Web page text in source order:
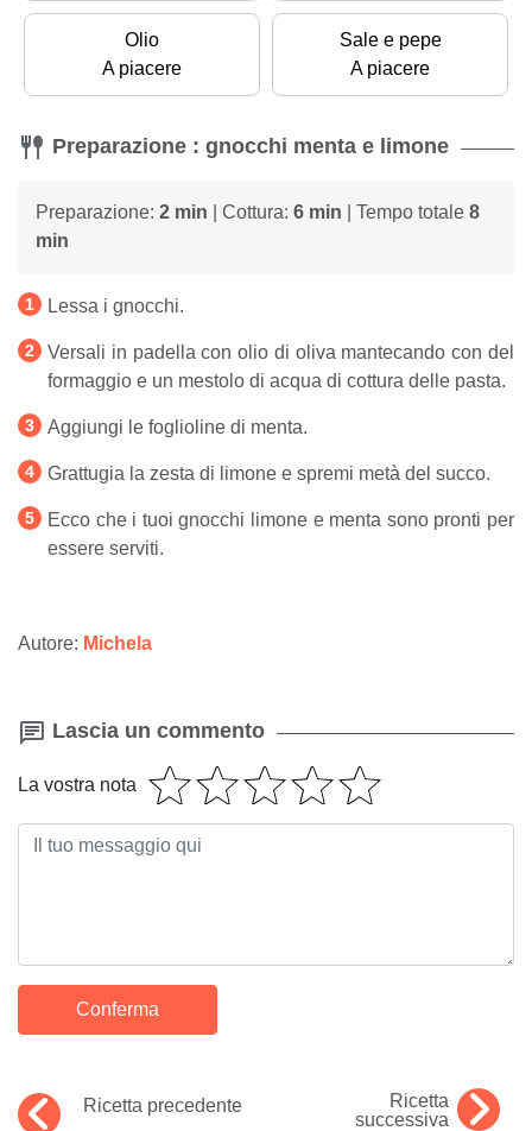
Olio
A piacere
Sale e pepe
A piacere
Preparazione : gnocchi menta e limone
Preparazione: 2 min | Cottura: 6 min | Tempo totale 8
min
Lessa i gnocchi.
Versali in padella con olio di oliva mantecando con del
formaggio e un mestolo di acqua di cottura delle pasta.
Aggiungi le foglioline di menta.
Grattugia la zesta di limone e spremi metà del succo.
Ecco che i tuoi gnocchi limone e menta sono pronti per
essere serviti.
Autore: Michela
Lascia un commento
La vostra nota
Ricetta precedente
Ricetta
successiva